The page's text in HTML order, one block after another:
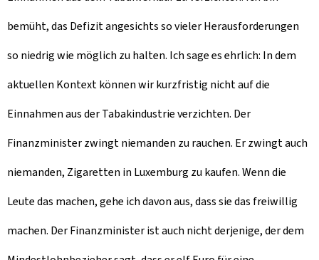
bemüht, das Defizit angesichts so vieler Herausforderungen
so niedrig wie möglich zu halten. Ich sage es ehrlich: In dem
aktuellen Kontext können wir kurzfristig nicht auf die
Einnahmen aus der Tabakindustrie verzichten. Der
Finanzminister zwingt niemanden zu rauchen. Er zwingt auch
niemanden, Zigaretten in Luxemburg zu kaufen. Wenn die
Leute das machen, gehe ich davon aus, dass sie das freiwillig
machen. Der Finanzminister ist auch nicht derjenige, der dem